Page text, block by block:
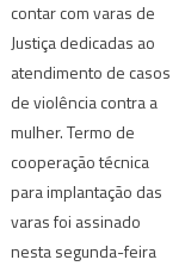
contar com varas de
Justiça dedicadas ao
atendimento de casos
de violência contra a
mulher. Termo de
cooperação técnica
para implantação das
varas foi assinado
nesta segunda-feira